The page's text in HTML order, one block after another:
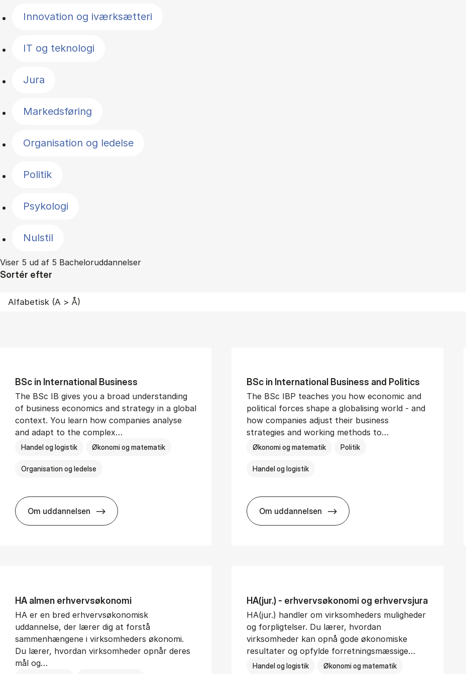
Innovation og iværksætteri
IT og teknologi
Jura
Markedsføring
Organisation og ledelse
Politik
Psykologi
Nulstil
Viser 5 ud af 5 Bacheloruddannelser
Sortér efter
BSc in In­ter­na­tion­al Busi­ness
The BSc IB gives you a broad understanding
of business economics and strategy in a global
context. You learn how companies analyse
and adapt to the complex…
Handel og logistik Økonomi og matematik
Organisation og ledelse
Om uddannelsen
BSc in In­ter­na­tion­al Busi­ness
BSc in In­ter­na­tion­al Busi­ness and Polit­ics
The BSc IBP teaches you how economic and
political forces shape a globalising world - and
how companies adjust their business
strategies and working methods to…
Økonomi og matematik Politik
Handel og logistik
Om uddannelsen
BSc in In­ter­na­tion­al Busi­ness and Polit­ics
HA al­men erhvervs­økonomi
HA er en bred erhvervsøkonomisk
uddannelse, der lærer dig at forstå
sammenhængene i virksomheders økonomi.
Du lærer, hvordan virksomheder opnår deres
mål og…
HA(jur.) - erhvervs­økonomi og erhvervs­jura
HA(jur.) handler om virksomheders muligheder
og forpligtelser. Du lærer, hvordan
virksomheder kan opnå gode økonomiske
resultater og opfylde forretningsmæssige…
Handel og logistik Økonomi og matematik